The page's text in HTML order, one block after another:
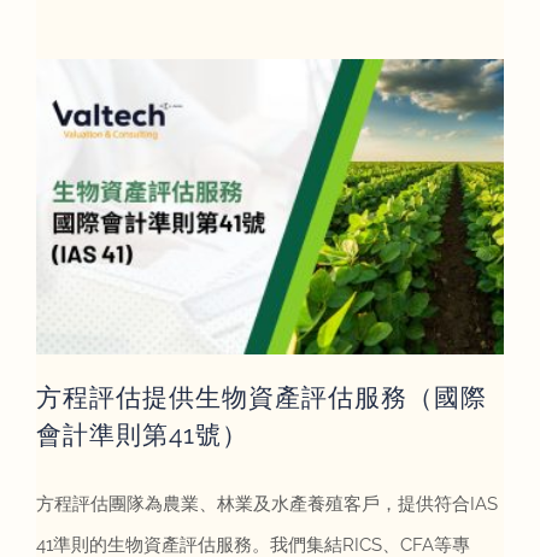
方程評估提供生物資產評估服務（國際
會計準則第41號）
方程評估團隊為農業、林業及水產養殖客戶，提供符合IAS
41準則的生物資產評估服務。我們集結RICS、CFA等專